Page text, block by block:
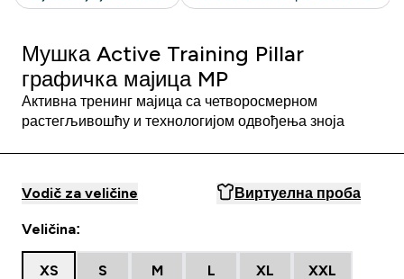
Мушка Active Training Pillar
графичка мајица MP
Активна тренинг мајица са четворосмерном
растегљивошћу и технологијом одвођења зноја
Vodič za veličine Виртуелна проба
Veličina:
XS S M L XL XXL